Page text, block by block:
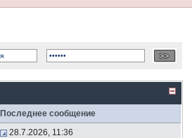
Последнее сообщение
28.7.2026, 11:36